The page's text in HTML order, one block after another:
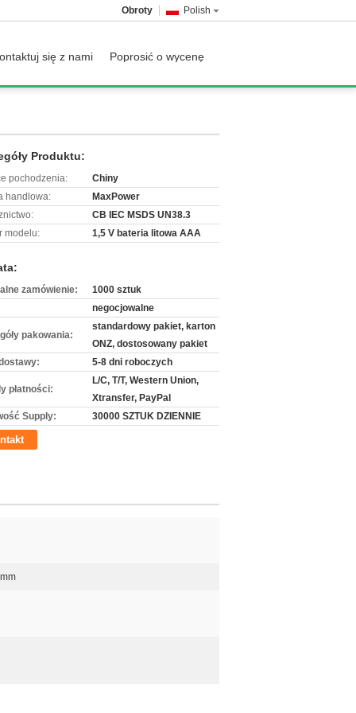
Polish
Obroty
się z nami Poprosić o wycenę
Produktu:
pochodzenia:
Chiny
handlowa:
MaxPower
CB IEC MSDS UN38.3
modelu:
1,5 V bateria litowa AAA
zamówienie:
1000 sztuk
negocjowalne
pakowania:
standardowy pakiet, karton
ONZ, dostosowany pakiet
5-8 dni roboczych
płatności:
L/C, T/T, Western Union,
Xtransfer, PayPal
Supply:
30000 SZTUK DZIENNIE